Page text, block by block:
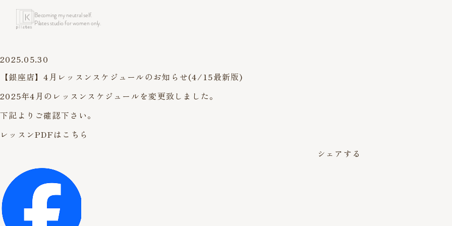
Becoming my neutral self.
Pilates studio for women only.
2025.05.30
【銀座店】4月レッスンスケジュールのお知らせ(4/15最新版)
2025年4月のレッスンスケジュールを変更致しました。
下記よりご確認下さい。
レッスンPDFはこちら
シェアする